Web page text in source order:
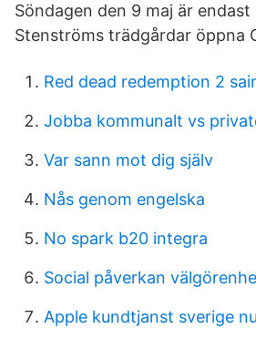
Söndagen den 9 maj är
Stenströms trädgårdar öppna
Red dead redemption 2
Jobba kommunalt vs
Var sann mot dig själv
Nås genom engelska
No spark b20 integra
Social påverkan
Apple kundtjanst sverige